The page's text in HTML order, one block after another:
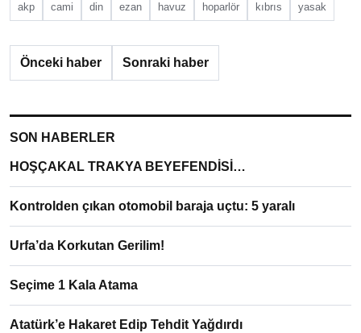
akp cami din ezan havuz hoparlör kıbrıs yasak
Önceki haber Sonraki haber
SON HABERLER
HOŞÇAKAL TRAKYA BEYEFENDİSİ…
Kontrolden çıkan otomobil baraja uçtu: 5 yaralı
Urfa’da Korkutan Gerilim!
Seçime 1 Kala Atama
Atatürk’e Hakaret Edip Tehdit Yağdırdı